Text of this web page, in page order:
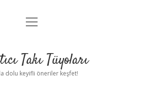
Anasayfa
Yasal Uyarı
menüyü
Takı Tüyoları
dolu keyifli öneriler keşfet!